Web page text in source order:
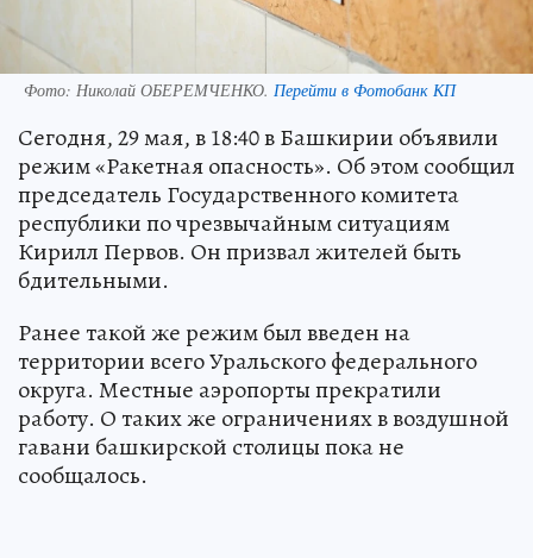
Фото: Николай ОБЕРЕМЧЕНКО. Перейти в Фотобанк КП
Сегодня, 29 мая, в 18:40 в Башкирии объявили
режим «Ракетная опасность». Об этом сообщил
председатель Государственного комитета
республики по чрезвычайным ситуациям
Кирилл Первов. Он призвал жителей быть
бдительными.
Ранее такой же режим был введен на
территории всего Уральского федерального
округа. Местные аэропорты прекратили
работу. О таких же ограничениях в воздушной
гавани башкирской столицы пока не
сообщалось.